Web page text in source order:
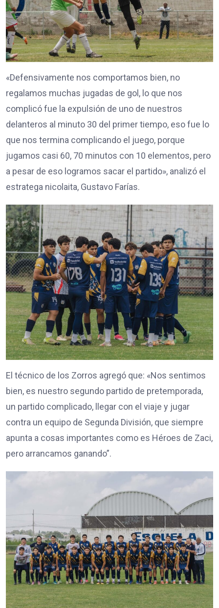
«Defensivamente nos comportamos bien, no
regalamos muchas jugadas de gol, lo que nos
complicó fue la expulsión de uno de nuestros
delanteros al minuto 30 del primer tiempo, eso fue lo
que nos termina complicando el juego, porque
jugamos casi 60, 70 minutos con 10 elementos, pero
a pesar de eso logramos sacar el partido», analizó el
estratega nicolaita, Gustavo Farías.
El técnico de los Zorros agregó que: «Nos sentimos
bien, es nuestro segundo partido de pretemporada,
un partido complicado, llegar con el viaje y jugar
contra un equipo de Segunda División, que siempre
apunta a cosas importantes como es Héroes de Zaci,
pero arrancamos ganando”.